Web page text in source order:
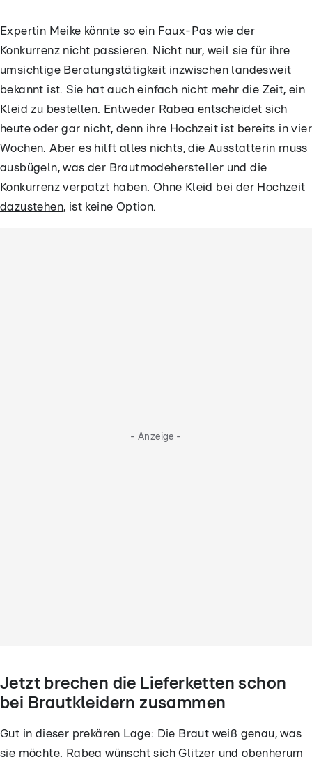
Expertin Meike könnte so ein Faux-Pas wie der
Konkurrenz nicht passieren. Nicht nur, weil sie für ihre
umsichtige Beratungstätigkeit inzwischen landesweit
bekannt ist. Sie hat auch einfach nicht mehr die Zeit, ein
Kleid zu bestellen. Entweder Rabea entscheidet sich
heute oder gar nicht, denn ihre Hochzeit ist bereits in vier
Wochen. Aber es hilft alles nichts, die Ausstatterin muss
ausbügeln, was der Brautmodehersteller und die
Konkurrenz verpatzt haben. Ohne Kleid bei der Hochzeit
dazustehen, ist keine Option.
- Anzeige -
Jetzt brechen die Lieferketten schon
bei Brautkleidern zusammen
Gut in dieser prekären Lage: Die Braut weiß genau, was
sie möchte. Rabea wünscht sich Glitzer und obenherum